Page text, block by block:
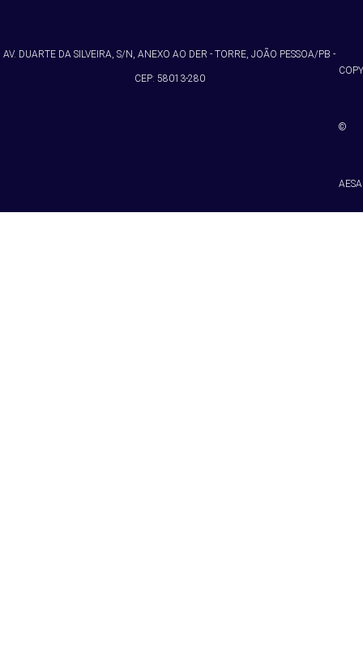
AV. DUARTE DA SILVEIRA, S/N, ANEXO AO DER - TORRE, JOÃO PESSOA/PB -
CEP: 58013-280
©
AESA